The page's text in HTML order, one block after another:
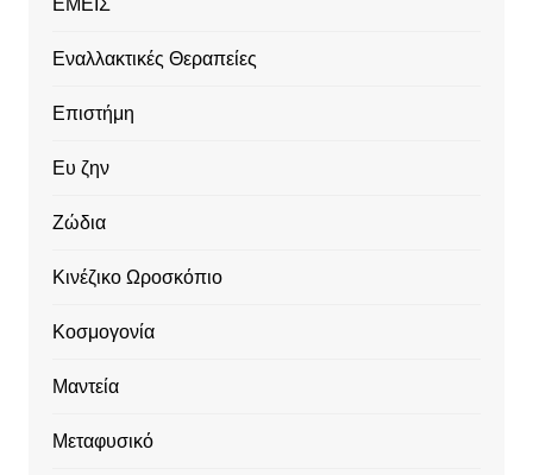
ΕΜΕΙΣ
Εναλλακτικές Θεραπείες
Επιστήμη
Ευ ζην
Ζώδια
Κινέζικο Ωροσκόπιο
Κοσμογονία
Μαντεία
Μεταφυσικό